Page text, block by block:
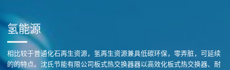
氢能源
相比较于普通化石再生资源，氢再生资源兼具低碳环保，零弄脏，可延续
的的特点。沈氏节能有限公司板式热交换器器以高效化板式热交换器、耐